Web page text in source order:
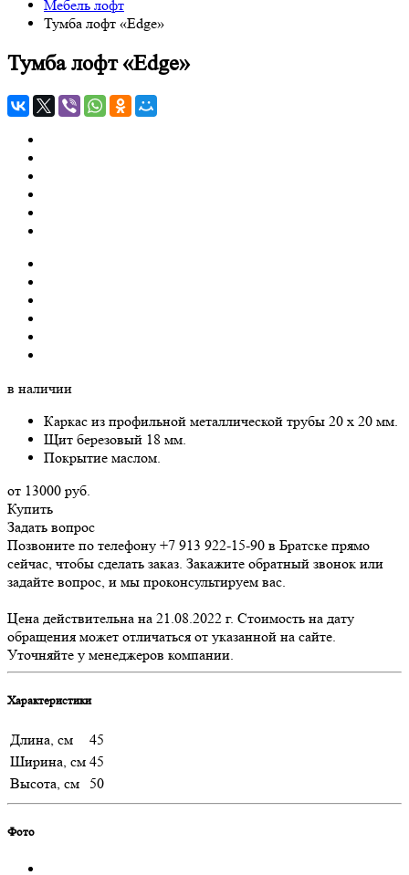
Мебель лофт
Тумба лофт «Edge»
Тумба лофт «Edge»
в наличии
Каркас из профильной металлической трубы 20 х 20 мм.
Щит березовый 18 мм.
Покрытие маслом.
от 13000 руб.
Купить
Задать вопрос
Позвоните по телефону +7 913 922-15-90 в Братске прямо
сейчас, чтобы сделать заказ. Закажите обратный звонок или
задайте вопрос, и мы проконсультируем вас.
Цена действительна на 21.08.2022 г. Стоимость на дату
обращения может отличаться от указанной на сайте.
Уточняйте у менеджеров компании.
Характеристики
Длина, см
45
Ширина, см 45
Высота, см
50
Фото